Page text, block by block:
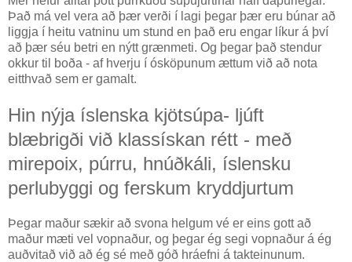
Það má vel vera að þær verði í lagi þegar þær eru búnar að
liggja í heitu vatninu um stund en það eru engar líkur á því
að þær séu betri en nýtt grænmeti. Og þegar það stendur
okkur til boða - af hverju í ósköpunum ættum við að nota
eitthvað sem er gamalt.
Hin nýja íslenska kjötsúpa- ljúft
blæbrigði við klassískan rétt - með
mirepoix, púrru, hnúðkáli, íslensku
perlubyggi og ferskum kryddjurtum
Þegar maður sækir að svona helgum vé er eins gott að
maður mæti vel vopnaður, og þegar ég segi vopnaður á ég
auðvitað við að ég sé með góð hráefni á takteinunum.